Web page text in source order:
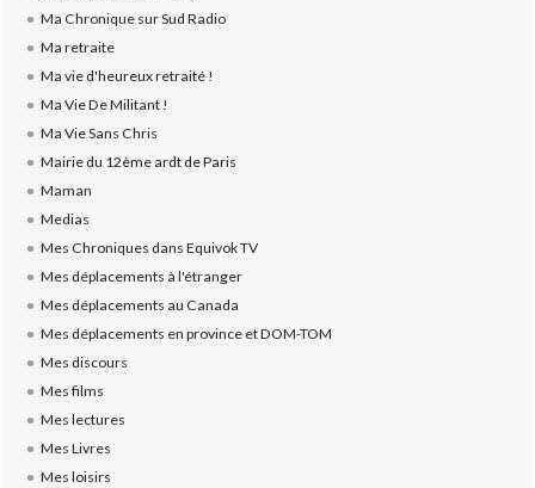
Ma Chronique sur Sud Radio
Ma retraite
Ma vie d'heureux retraité !
Ma Vie De Militant !
Ma Vie Sans Chris
Mairie du 12ème ardt de Paris
Maman
Medias
Mes Chroniques dans Equivok TV
Mes déplacements à l'étranger
Mes déplacements au Canada
Mes déplacements en province et DOM-TOM
Mes discours
Mes films
Mes lectures
Mes Livres
Mes loisirs